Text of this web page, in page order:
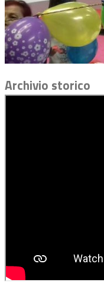
Archivio storico